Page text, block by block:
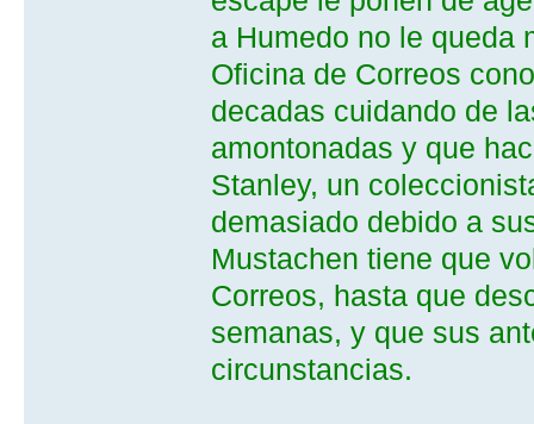
a Humedo no le queda
Oficina de Correos
decadas cuidando de
amontonadas y que
Stanley, un
demasiado debido a
Mustachen tiene que
Correos, hasta que
semanas, y que sus
circunstancias.